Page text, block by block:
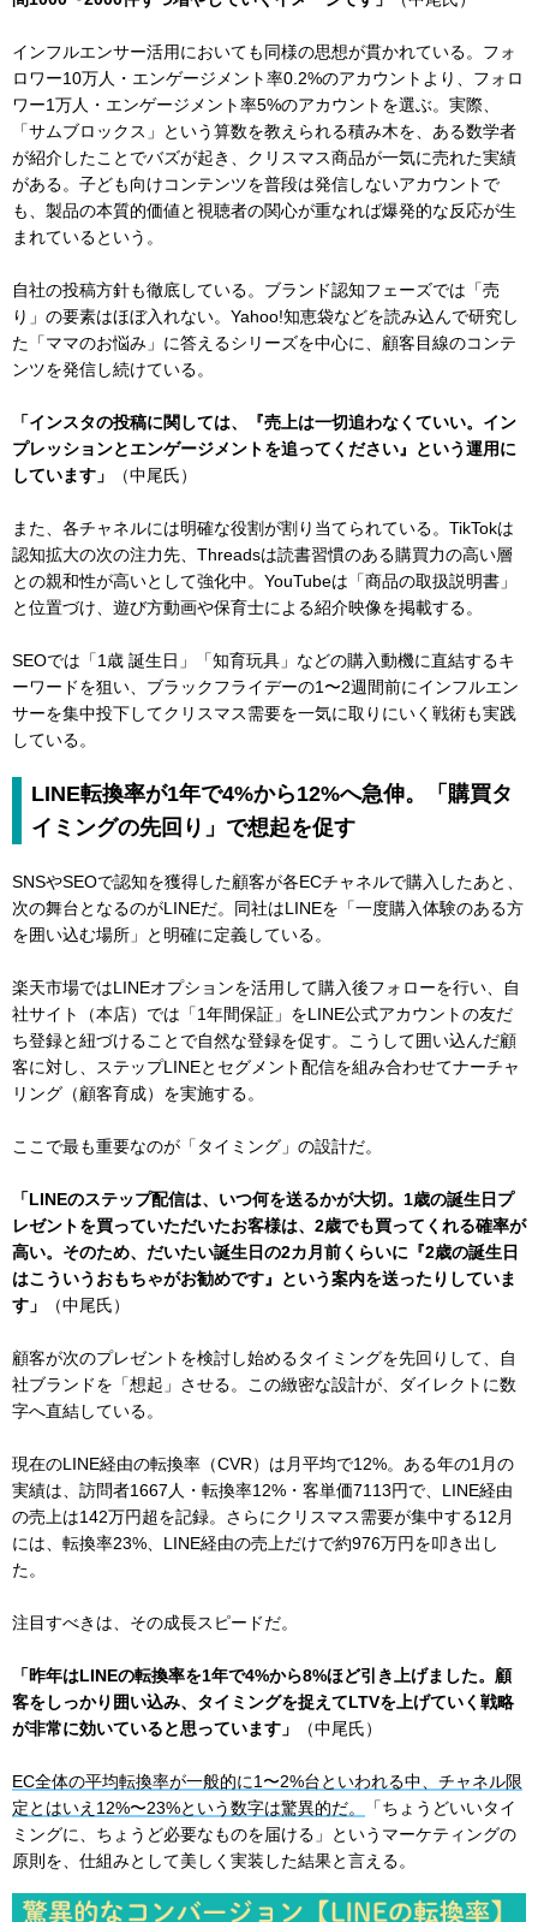
インフルエンサー活用においても同様の思想が貫かれている。フォ
ロワー10万人・エンゲージメント率0.2%のアカウントより、フォロ
ワー1万人・エンゲージメント率5%のアカウントを選ぶ。実際、
「サムブロックス」という算数を教えられる積み木を、ある数学者
が紹介したことでバズが起き、クリスマス商品が一気に売れた実績
がある。子ども向けコンテンツを普段は発信しないアカウントで
も、製品の本質的価値と視聴者の関心が重なれば爆発的な反応が生
まれているという。
自社の投稿方針も徹底している。ブランド認知フェーズでは「売
り」の要素はほぼ入れない。Yahoo!知恵袋などを読み込んで研究し
た「ママのお悩み」に答えるシリーズを中心に、顧客目線のコンテ
ンツを発信し続けている。
「インスタの投稿に関しては、『売上は一切追わなくていい。イン
プレッションとエンゲージメントを追ってください』という運用に
しています」
（中尾氏）
また、各チャネルには明確な役割が割り当てられている。TikTokは
認知拡大の次の注力先、Threadsは読書習慣のある購買力の高い層
との親和性が高いとして強化中。YouTubeは「商品の取扱説明書」
と位置づけ、遊び方動画や保育士による紹介映像を掲載する。
SEOでは「1歳 誕生日」「知育玩具」などの購入動機に直結するキ
ーワードを狙い、ブラックフライデーの1〜2週間前にインフルエン
サーを集中投下してクリスマス需要を一気に取りにいく戦術も実践
している。
LINE転換率が1年で4%から12%へ急伸。「購買タ
イミングの先回り」で想起を促す
SNSやSEOで認知を獲得した顧客が各ECチャネルで購入したあと、
次の舞台となるのがLINEだ。同社はLINEを「一度購入体験のある方
を囲い込む場所」と明確に定義している。
楽天市場ではLINEオプションを活用して購入後フォローを行い、自
社サイト（本店）では「1年間保証」をLINE公式アカウントの友だ
ち登録と紐づけることで自然な登録を促す。こうして囲い込んだ顧
客に対し、ステップLINEとセグメント配信を組み合わせてナーチャ
リング（顧客育成）を実施する。
ここで最も重要なのが「タイミング」の設計だ。
「LINEのステップ配信は、いつ何を送るかが大切。1歳の誕生日プ
レゼントを買っていただいたお客様は、2歳でも買ってくれる確率が
高い。そのため、だいたい誕生日の2カ月前くらいに『2歳の誕生日
はこういうおもちゃがお勧めです』という案内を送ったりしていま
す」
（中尾氏）
顧客が次のプレゼントを検討し始めるタイミングを先回りして、自
社ブランドを「想起」させる。この緻密な設計が、ダイレクトに数
字へ直結している。
現在のLINE経由の転換率（CVR）は月平均で12%。ある年の1月の
実績は、訪問者1667人・転換率12%・客単価7113円で、LINE経由
の売上は142万円超を記録。さらにクリスマス需要が集中する12月
には、転換率23%、LINE経由の売上だけで約976万円を叩き出し
た。
注目すべきは、その成長スピードだ。
「昨年はLINEの転換率を1年で4%から8%ほど引き上げました。顧
客をしっかり囲い込み、タイミングを捉えてLTVを上げていく戦略
が非常に効いていると思っています」
（中尾氏）
EC全体の平均転換率が一般的に1〜2%台といわれる中、チャネル限
定とはいえ12%〜23%という数字は驚異的だ。
「ちょうどいいタイ
ミングに、ちょうど必要なものを届ける」というマーケティングの
原則を、仕組みとして美しく実装した結果と言える。